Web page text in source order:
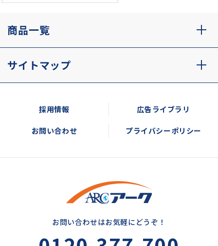
商品一覧
サイトマップ
採用情報 広告ライブラリ
お問い合わせ プライバシーポリシー
お問い合わせはお気軽にどうぞ！